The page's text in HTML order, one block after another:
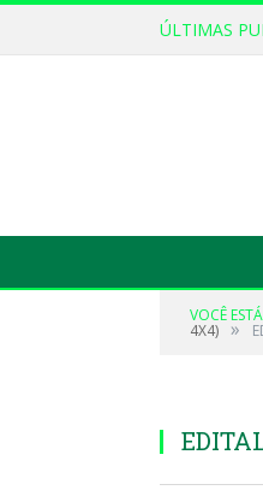
ÚLTIMAS
VOCÊ
4X4) »